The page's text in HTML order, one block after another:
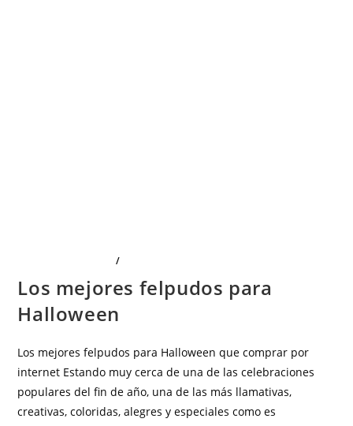
/
Los mejores felpudos para
Halloween
Los mejores felpudos para Halloween que comprar por
internet Estando muy cerca de una de las celebraciones
populares del fin de año, una de las más llamativas,
creativas, coloridas, alegres y especiales como es